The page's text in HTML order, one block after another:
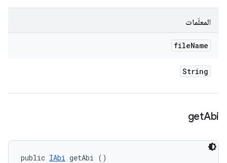
المعلَمات
fileName
String
getAbi
public IAbi getAbi ()